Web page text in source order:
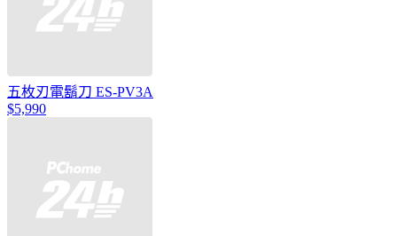
五枚刃電鬍刀 ES-PV3A
$5,990